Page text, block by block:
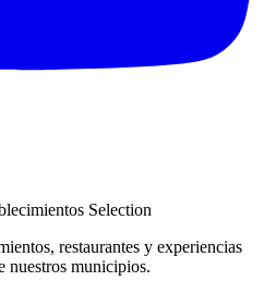
Selection
restaurantes y experiencias
nuestros municipios.